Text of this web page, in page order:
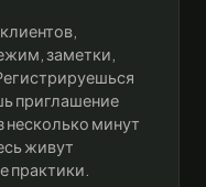
заметки,
приглашение
несколько минут
живут
практики.